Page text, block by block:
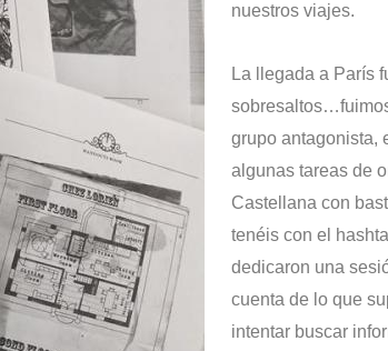
nuestros viajes.
La llegada a París
grupo antagonista,
algunas tareas de
Castellana con
tenéis con el
dedicaron una
cuenta de lo que
intentar buscar